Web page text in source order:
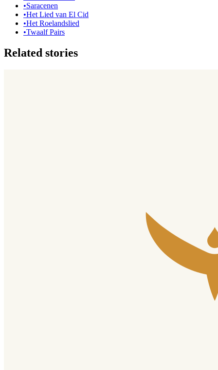
•Saracenen
•Het Lied van El Cid
•Het Roelandslied
•Twaalf Pairs
Related stories